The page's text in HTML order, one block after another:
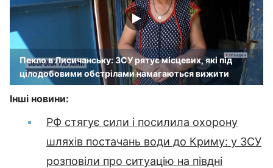
Пекло в Лисичанську: ЗСУ рятує місцевих, які під
цілодобовими обстрілами намагаються вижити
Інші новини:
РФ стягує сили і посилила охорону
шляхів постачань води до Криму: у ЗСУ
розповіли про ситуацію на півдні